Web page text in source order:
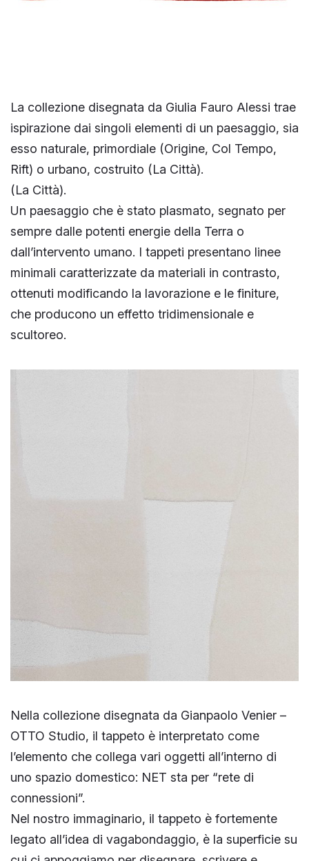
La collezione disegnata da Giulia Fauro Alessi trae
ispirazione dai singoli elementi di un paesaggio, sia
esso naturale, primordiale (Origine, Col Tempo,
Rift) o urbano, costruito (La Città).
(La Città).
Un paesaggio che è stato plasmato, segnato per
sempre dalle potenti energie della Terra o
dall’intervento umano. I tappeti presentano linee
minimali caratterizzate da materiali in contrasto,
ottenuti modificando la lavorazione e le finiture,
che producono un effetto tridimensionale e
scultoreo.
Nella collezione disegnata da Gianpaolo Venier –
OTTO Studio, il tappeto è interpretato come
l’elemento che collega vari oggetti all’interno di
uno spazio domestico: NET sta per “rete di
connessioni”.
Nel nostro immaginario, il tappeto è fortemente
legato all’idea di vagabondaggio, è la superficie su